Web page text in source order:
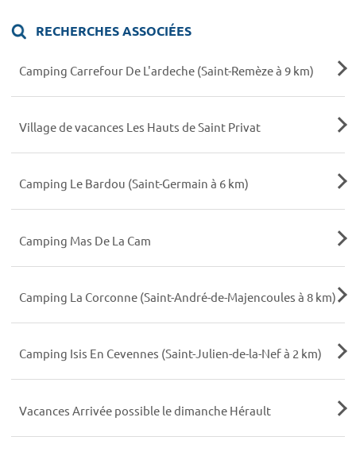
RECHERCHES ASSOCIÉES
Camping Carrefour De L'ardeche (Saint-Remèze à 9 km)
Village de vacances Les Hauts de Saint Privat
Camping Le Bardou (Saint-Germain à 6 km)
Camping Mas De La Cam
Camping La Corconne (Saint-André-de-Majencoules à 8 km)
Camping Isis En Cevennes (Saint-Julien-de-la-Nef à 2 km)
Vacances Arrivée possible le dimanche Hérault